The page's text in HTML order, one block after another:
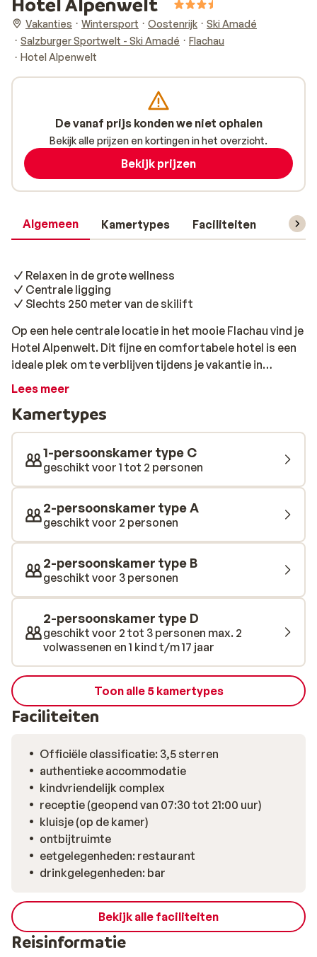
Vakanties Wintersport Oostenrijk
Ski Amadé
Salzburger Sportwelt - Ski Amadé
Flachau
Hotel Alpenwelt
Algemeen Kamertypes Faciliteiten
Relaxen in de grote wellness
Centrale ligging
Slechts 250 meter van de skilift
Op een hele centrale locatie in het mooie Flachau vind je
Hotel Alpenwelt. Dit fijne en comfortabele hotel is een
ideale plek om te verblijven tijdens je vakantie in
Flachau. Zowel het centrum als de skilift liggen op
lange dag op de piste weer even helemaal bijkomen.
Lees meer
Kamertypes
1-persoonskamer type C
geschikt voor 1 tot 2 personen
2-persoonskamer type A
geschikt voor 2 personen
2-persoonskamer type B
geschikt voor 3 personen
2-persoonskamer type D
geschikt voor 2 tot 3 personen max. 2
volwassenen en 1 kind t/m 17 jaar
Toon alle 5 kamertypes
Faciliteiten
Officiële classificatie: 3,5 sterren
authentieke accommodatie
kindvriendelijk complex
receptie (geopend van 07:30 tot 21:00 uur)
kluisje (op de kamer)
ontbijtruimte
eetgelegenheden: restaurant
drinkgelegenheden: bar
Bekijk alle faciliteiten
Reisinformatie
De vanaf prijs konden we niet ophalen
Bekijk alle prijzen en kortingen in het overzicht.
Bekijk prijzen